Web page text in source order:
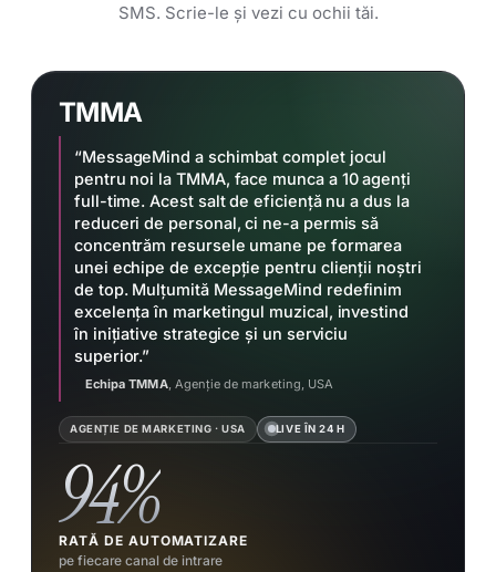
SMS. Scrie-le și vezi cu ochii tăi.
TMMA
“MessageMind a schimbat complet jocul
pentru noi la TMMA, face munca a 10 agenți
full-time. Acest salt de eficiență nu a dus la
reduceri de personal, ci ne-a permis să
concentrăm resursele umane pe formarea
unei echipe de excepție pentru clienții noștri
de top. Mulțumită MessageMind redefinim
excelența în marketingul muzical, investind
în inițiative strategice și un serviciu
superior.”
Echipa TMMA, Agenție de marketing, USA
AGENȚIE DE MARKETING · USA LIVE ÎN 24 H
94%
RATĂ DE AUTOMATIZARE
pe fiecare canal de intrare
WHATSAPP
+1 712 425 8574
↗
INSTAGRAM
@topmusicmarketing.agency
↗
FACEBOOK
↗
ÎNCEARCĂ SĂ ÎNTREBI DESPRE
Activare TikTok
Sync licensing